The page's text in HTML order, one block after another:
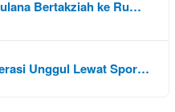
Bertakziah ke Ru…
Unggul Lewat Spor…